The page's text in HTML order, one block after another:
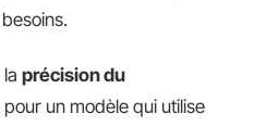
précision du
pour un modèle qui utilise